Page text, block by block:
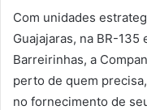
Com unidades
Guajajaras, na BR-
Barreirinhas, a
perto de quem
no fornecimento de